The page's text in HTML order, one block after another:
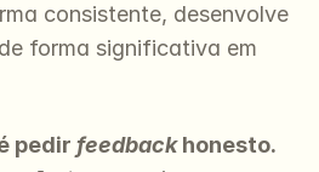
consistente, desenvolve
forma significativa em
pedir feedback honesto.